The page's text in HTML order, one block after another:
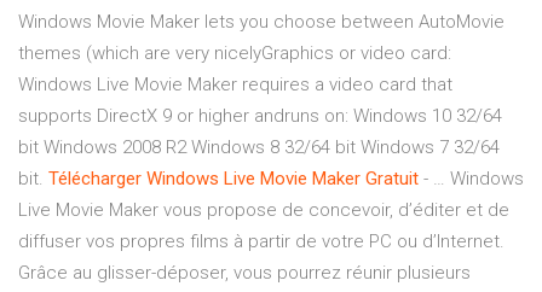
Windows Movie Maker lets you choose between AutoMovie
themes (which are very nicelyGraphics or video card:
Windows Live Movie Maker requires a video card that
supports DirectX 9 or higher andruns on: Windows 10 32/64
bit Windows 2008 R2 Windows 8 32/64 bit Windows 7 32/64
bit. Télécharger Windows Live Movie Maker Gratuit - … Windows
Live Movie Maker vous propose de concevoir, d’éditer et de
diffuser vos propres films à partir de votre PC ou d’Internet.
Grâce au glisser-déposer, vous pourrez réunir plusieurs